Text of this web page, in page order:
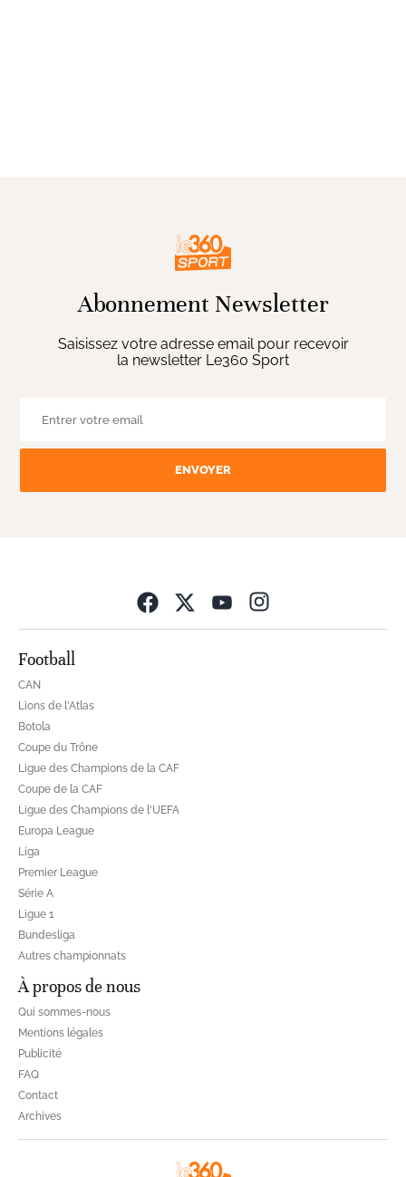
Abonnement Newsletter
Saisissez votre adresse email pour recevoir
la newsletter Le360 Sport
ENVOYER
Football
CAN
Lions de l'Atlas
Botola
Coupe du Trône
Ligue des Champions de la CAF
Coupe de la CAF
Ligue des Champions de l'UEFA
Europa League
Liga
Premier League
Série A
Ligue 1
Bundesliga
Autres championnats
À propos de nous
Qui sommes-nous
Mentions légales
Publicité
FAQ
Contact
Archives